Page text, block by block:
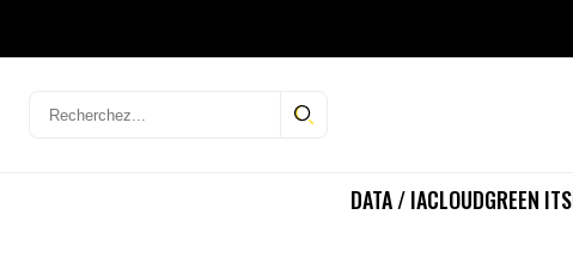
DATA / IACLOUDGREEN IT